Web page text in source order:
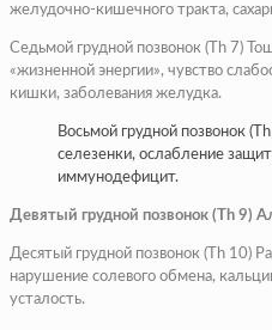
желудочно-кишечного тракта,
Седьмой грудной позвонок (Тh 7)
«жизненной энергии», чувство
кишки, заболевания желудка.
Восьмой грудной позвонок
селезенки, ослабление
иммунодефицит.
Девятый грудной позвонок (Th 9)
Десятый грудной позвонок (Th 10)
нарушение солевого обмена,
усталость.